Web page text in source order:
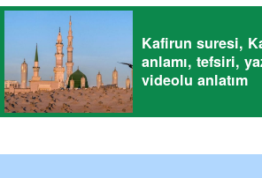
Kafirun suresi,
anlamı, tefsiri,
videolu anlatım